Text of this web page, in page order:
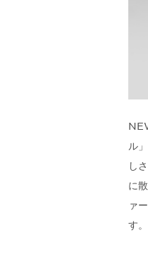
ル
し
に
ァ
す。